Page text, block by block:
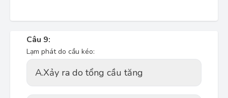
Câu 9:
Lạm phát do cầu kéo:
A.Xảy ra do tổng cầu tăng